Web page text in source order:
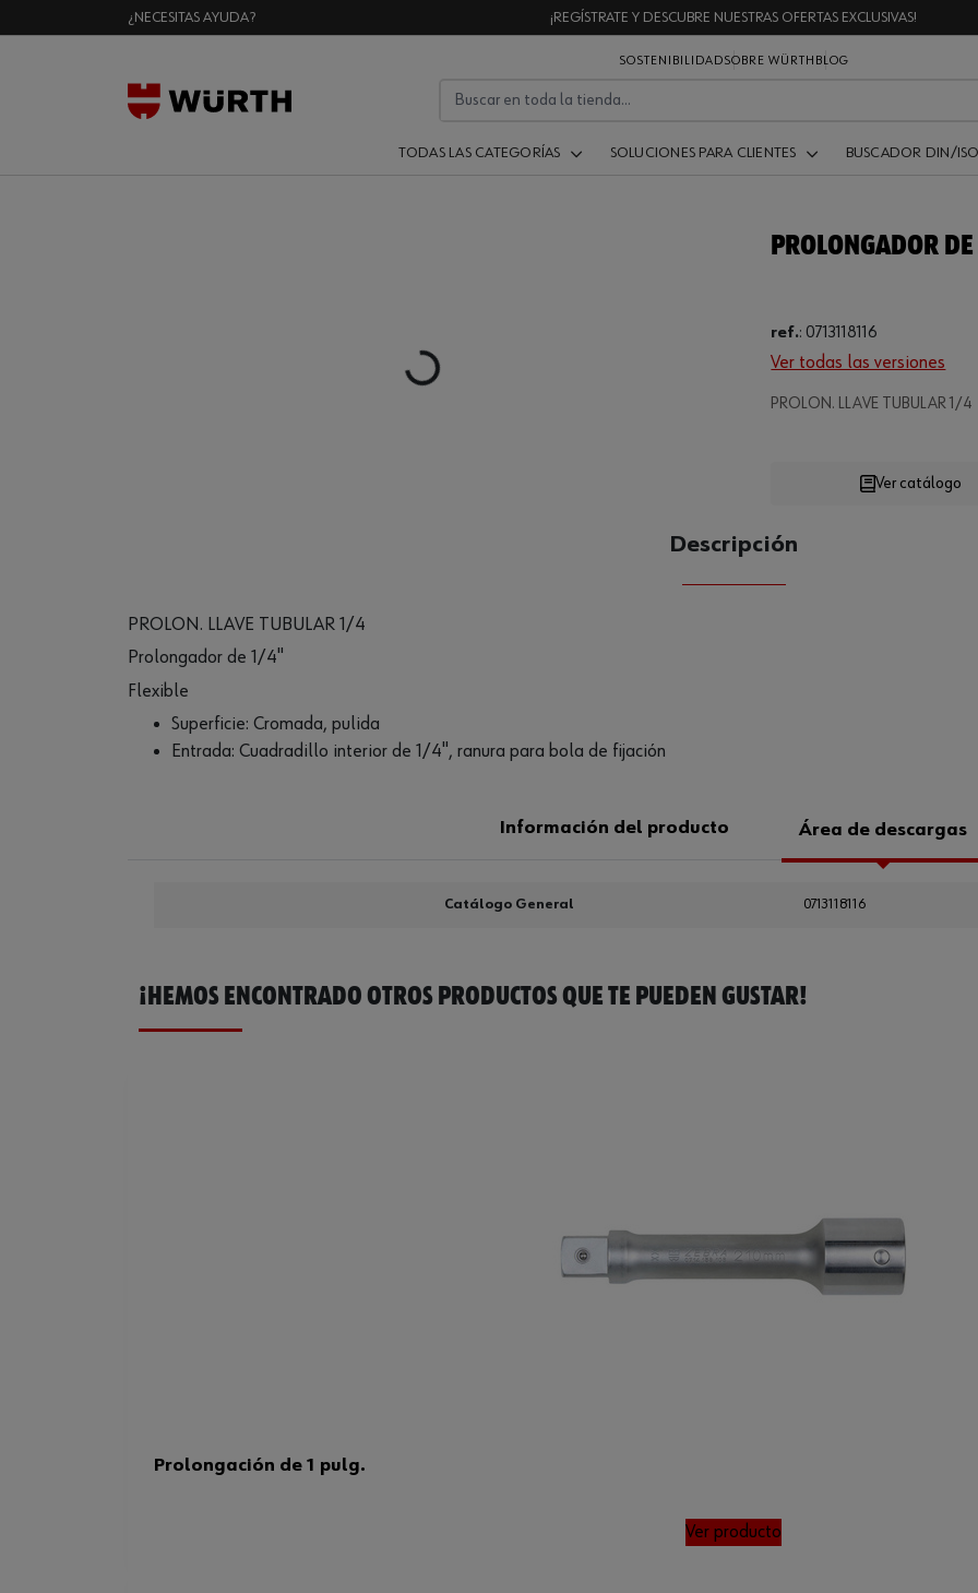
¿NECESITAS AYUDA? ¡REGÍSTRATE Y DESCUBRE NUESTRAS OFERTAS EXCLUSIVAS!
SOSTENIBILIDADSOBRE WÜRTH BLOG
TODAS LAS CATEGORÍAS SOLUCIONES PARA CLIENTES BUSCADOR DIN/ISO
Loading...
PROLONGADOR
ref.: 0713118116
Ver todas las versiones
PROLON. LLAVE TUBULAR 1/4
Loading...
CANTIDAD
Ver catálogo
Descripción
PROLON. LLAVE TUBULAR 1/4
Prolongador de 1/4"
Flexible
Superficie: Cromada, pulida
Entrada: Cuadradillo interior de 1/4", ranura para bola de fijación
Información del producto Área de descargas
Catálogo General 0713118116
¡HEMOS ENCONTRADO OTROS PRODUCTOS QUE TE PUEDEN GUSTAR!
Prolongación de 1 pulg.
Ver producto